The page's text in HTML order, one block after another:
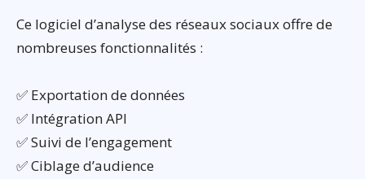
Ce logiciel d’analyse des réseaux sociaux offre de
nombreuses fonctionnalités :
✅ Exportation de données
✅ Intégration API
✅ Suivi de l’engagement
✅ Ciblage d’audience